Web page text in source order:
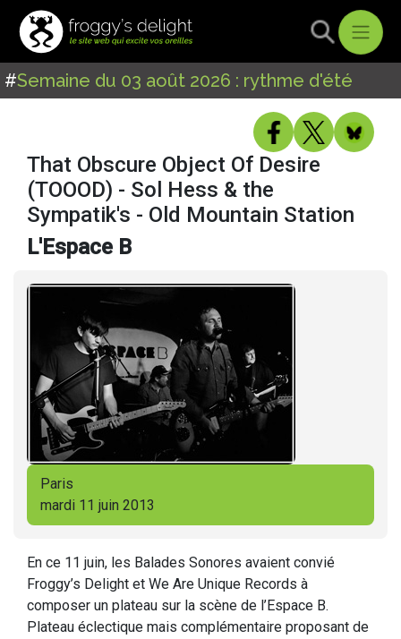
#Semaine du 03 août 2026 : rythme d'été
That Obscure Object Of Desire
(TOOOD) - Sol Hess & the
Sympatik's - Old Mountain Station
L'Espace B
Paris
mardi 11 juin 2013
En ce 11 juin, les Balades Sonores avaient convié
Froggy’s Delight et We Are Unique Records à
composer un plateau sur la scène de l’Espace B.
Plateau éclectique mais complémentaire proposant de